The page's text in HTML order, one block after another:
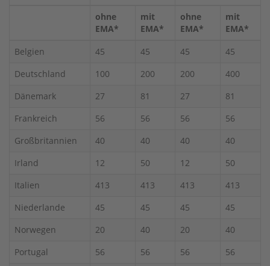
ohne
EMA*
mit
EMA*
ohne
EMA*
mit
EMA*
Belgien
45 45 45
45
Deutschland
100 200 200
400
Dänemark
27 81 27
81
Frankreich
56 56 56
56
Großbritannien
40 40 40
40
Irland
12 50 12
50
Italien
413 413 413
413
Niederlande
45 45 45
45
Norwegen
20 40 20
40
Portugal
56 56 56
56